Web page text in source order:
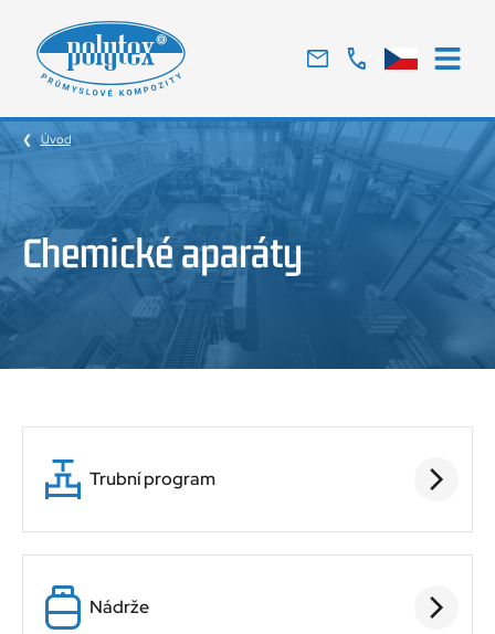
Tradiční
český
výrobce
skelných
Úvod
Chemické aparáty
Trubní program
Nádrže